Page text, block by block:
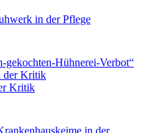
in der Pflege
gekochten-Hühnerei-Verbot“
Kritik
in der